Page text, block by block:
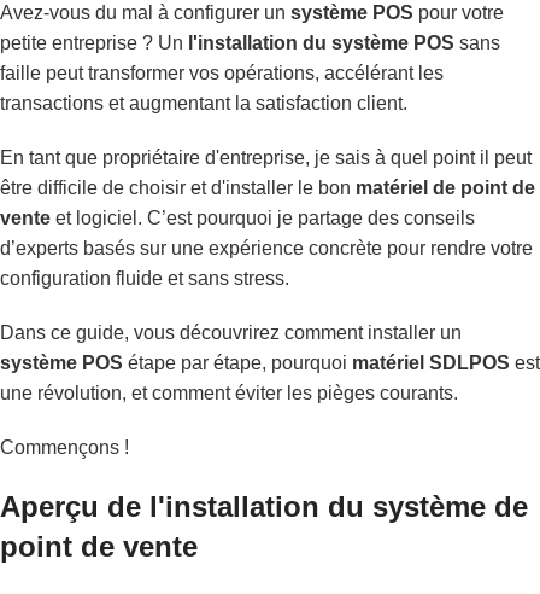
Avez-vous du mal à configurer un système POS pour votre
petite entreprise ? Un l'installation du système POS sans
faille peut transformer vos opérations, accélérant les
transactions et augmentant la satisfaction client.
En tant que propriétaire d'entreprise, je sais à quel point il peut
être difficile de choisir et d'installer le bon matériel de point de
vente et logiciel. C’est pourquoi je partage des conseils
d’experts basés sur une expérience concrète pour rendre votre
configuration fluide et sans stress.
Dans ce guide, vous découvrirez comment installer un
système POS étape par étape, pourquoi matériel SDLPOS est
une révolution, et comment éviter les pièges courants.
Commençons !
Aperçu de l'installation du système de
point de vente